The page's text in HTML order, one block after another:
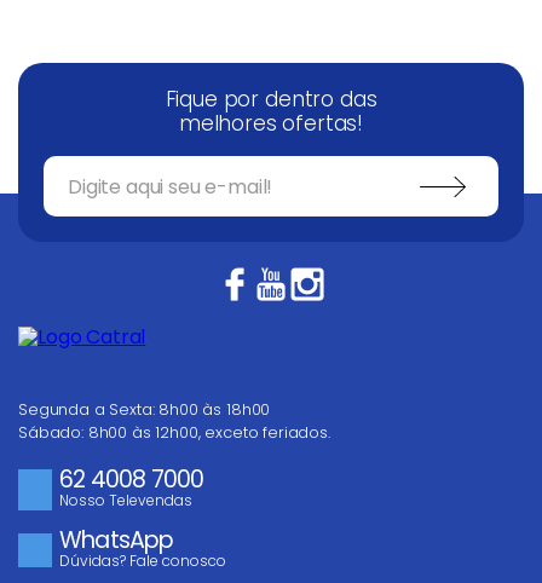
Fique por dentro das
melhores ofertas!
Segunda a Sexta: 8h00 às 18h00
Sábado: 8h00 às 12h00, exceto feriados.
62 4008 7000
Nosso Televendas
WhatsApp
Dúvidas? Fale conosco